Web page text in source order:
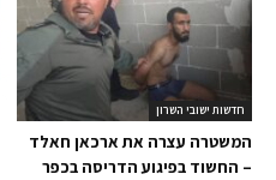
חדשות ישובי השרון
המשטרה עצרה את ארכאן חאלד
– החשוד בפיגוע הדריסה בכפר